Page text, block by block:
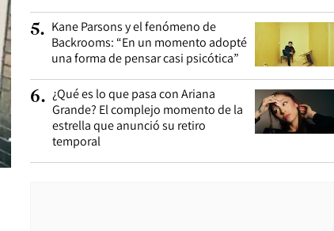
5. Kane Parsons y el fenómeno de
Backrooms: “En un momento adopté
una forma de pensar casi psicótica”
6. ¿Qué es lo que pasa con Ariana
Grande? El complejo momento de la
estrella que anunció su retiro
temporal